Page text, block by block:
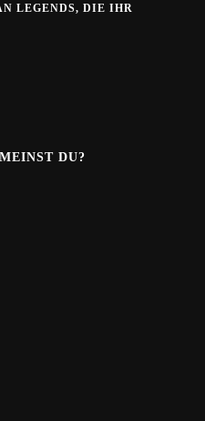
LEGENDS, DIE IHR
DU?